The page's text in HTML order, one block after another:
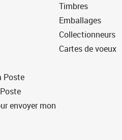
Poste
envoyer mon
Timbres
Emballages
Collectionneurs
Cartes de voeux